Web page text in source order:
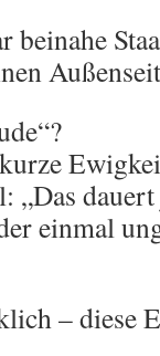
beinahe
„Das
einmal
– diese